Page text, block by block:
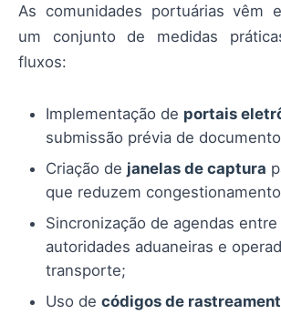
As comunidades portuárias vêm
um conjunto de medidas
fluxos:
Implementação de portais
submissão prévia de
Criação de janelas de captura
que reduzem
Sincronização de agendas
autoridades aduaneiras e
transporte;
Uso de códigos de